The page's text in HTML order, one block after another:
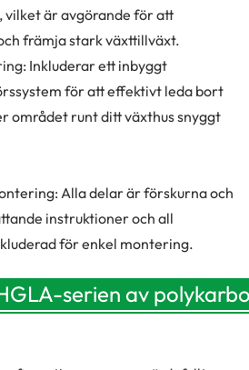
är avgörande för att
främja stark växttillväxt.
Inkluderar ett inbyggt
för att effektivt leda bort
området runt ditt växthus snyggt
Alla delar är förskurna och
instruktioner och all
för enkel montering.
serien av